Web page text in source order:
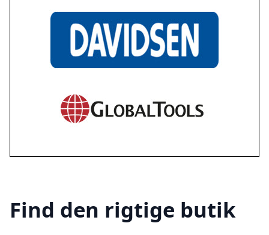
Find den rigtige butik